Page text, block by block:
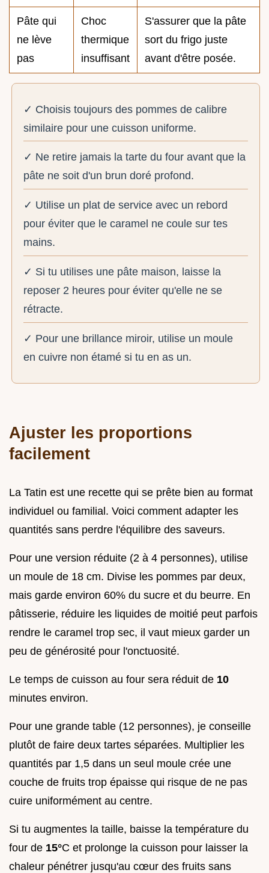
Pâte qui
ne lève
pas
Choc
thermique
insuffisant
S'assurer que la pâte
sort du frigo juste
avant d'être posée.
✓ Choisis toujours des pommes de calibre
similaire pour une cuisson uniforme.
✓ Ne retire jamais la tarte du four avant que la
pâte ne soit d'un brun doré profond.
✓ Utilise un plat de service avec un rebord
pour éviter que le caramel ne coule sur tes
mains.
✓ Si tu utilises une pâte maison, laisse la
reposer 2 heures pour éviter qu'elle ne se
rétracte.
✓ Pour une brillance miroir, utilise un moule
en cuivre non étamé si tu en as un.
Ajuster les proportions
facilement
La Tatin est une recette qui se prête bien au format
individuel ou familial. Voici comment adapter les
quantités sans perdre l'équilibre des saveurs.
Pour une version réduite (2 à 4 personnes), utilise
un moule de 18 cm. Divise les pommes par deux,
mais garde environ 60% du sucre et du beurre. En
pâtisserie, réduire les liquides de moitié peut parfois
rendre le caramel trop sec, il vaut mieux garder un
peu de générosité pour l'onctuosité.
Le temps de cuisson au four sera réduit de 10
minutes environ.
Pour une grande table (12 personnes), je conseille
plutôt de faire deux tartes séparées. Multiplier les
quantités par 1,5 dans un seul moule crée une
couche de fruits trop épaisse qui risque de ne pas
cuire uniformément au centre.
Si tu augmentes la taille, baisse la température du
four de 15°C et prolonge la cuisson pour laisser la
chaleur pénétrer jusqu'au cœur des fruits sans